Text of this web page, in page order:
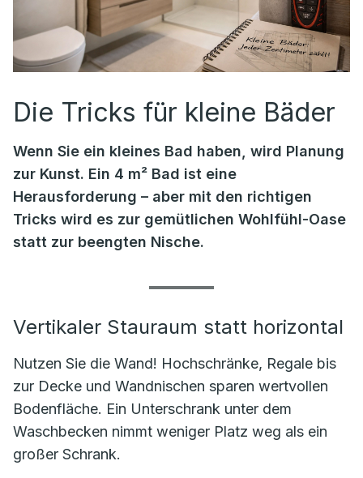
Die Tricks für kleine Bäder
Wenn Sie ein kleines Bad haben, wird Planung
zur Kunst. Ein 4 m² Bad ist eine
Herausforderung – aber mit den richtigen
Tricks wird es zur gemütlichen Wohlfühl-Oase
statt zur beengten Nische.
Vertikaler Stauraum statt horizontal
Nutzen Sie die Wand! Hochschränke, Regale bis
zur Decke und Wandnischen sparen wertvollen
Bodenfläche. Ein Unterschrank unter dem
Waschbecken nimmt weniger Platz weg als ein
großer Schrank.